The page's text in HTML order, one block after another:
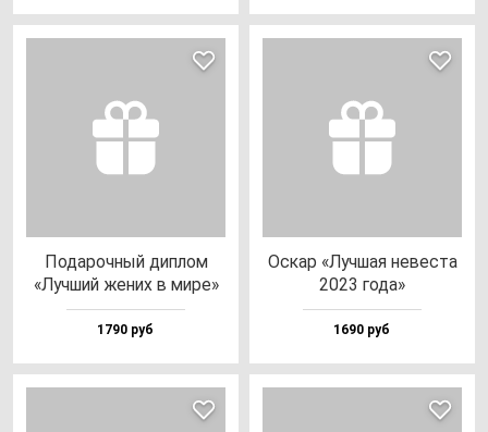
Пода­роч­ный дип­лом
«Луч­ший же­них в ми­ре»
1790 руб
Оскар «Луч­шая не­вес­та
2023 го­да»
1690 руб